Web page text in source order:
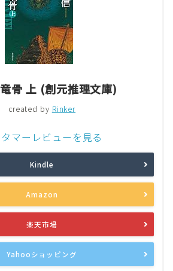
む Good Reading
骨 上 (創元推理文庫)
created by Rinker
マーレビューを見る
Kindle
Amazon
楽天市場
Yahooショッピング